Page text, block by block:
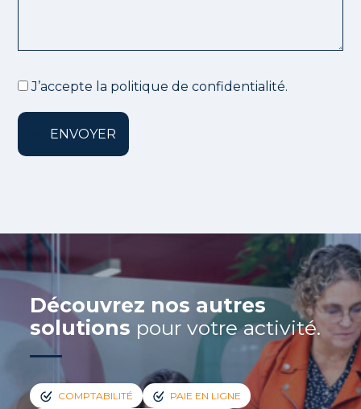
J’accepte la politique de confidentialité.
Découvrez nos autres
solutions pour votre activité.
COMPTABILITÉ PAIE EN LIGNE